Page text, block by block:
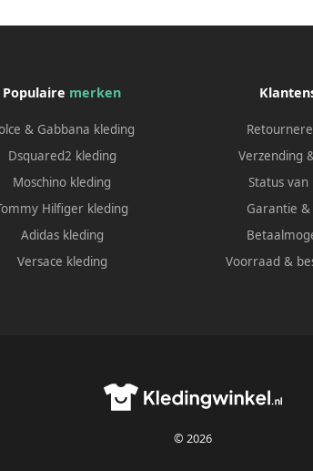
Populaire merken
& Gabbana kleding
Dsquared2 kleding
Moschino kleding
Hilfiger kleding
Adidas kleding
Versace kleding
Verzending
Status van
Garantie
Voorraad &
© 2026